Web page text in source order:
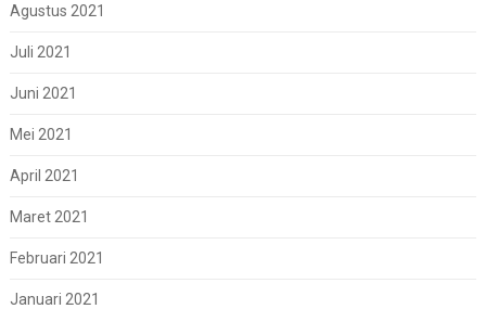
Agustus 2021
Juli 2021
Juni 2021
Mei 2021
April 2021
Maret 2021
Februari 2021
Januari 2021